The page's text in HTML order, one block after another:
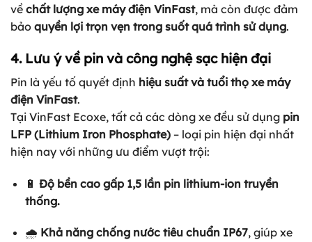
về chất lượng xe máy điện VinFast, mà còn được đảm
bảo quyền lợi trọn vẹn trong suốt quá trình sử dụng.
4. Lưu ý về pin và công nghệ sạc hiện đại
Pin là yếu tố quyết định hiệu suất và tuổi thọ xe máy
điện VinFast.
Tại VinFast Ecoxe, tất cả các dòng xe đều sử dụng pin
LFP (Lithium Iron Phosphate) – loại pin hiện đại nhất
hiện nay với những ưu điểm vượt trội:
🔋 Độ bền cao gấp 1,5 lần pin lithium-ion truyền
thống.
🌧️ Khả năng chống nước tiêu chuẩn IP67, giúp xe